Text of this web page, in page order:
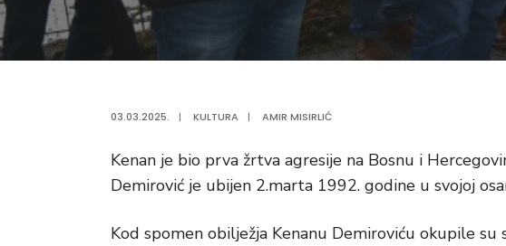
03.03.2025. | KULTURA | AMIR MISIRLIĆ
Kenan je bio prva žrtva agresije na Bosnu i
Demirović je ubijen 2.marta 1992. godine u svojoj
Kod spomen obilježja Kenanu Demiroviću okupile su